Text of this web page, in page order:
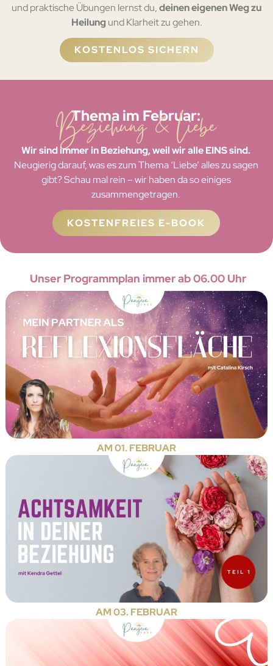
und praktische Übungen lernst du,deinen eigenen Weg zu
Heilung und Klarheit zu gehen.
KOSTENLOS SICHERN
Thema im Februar:
Beziehung & Liebe
Wir sind immer in Beziehung, weil wir alle EINS sind.
Neugierig darauf, was es zum Thema ‘Liebe’ alles zu sagen
gibt? Schau mal rein – wir haben da so einiges
zusammengetragen.
KOSTENFREIES E-BOOK
Unser Programmplan immer ab 06.00 Uhr
AM 01. FEBRUAR
AM 03. FEBRUAR